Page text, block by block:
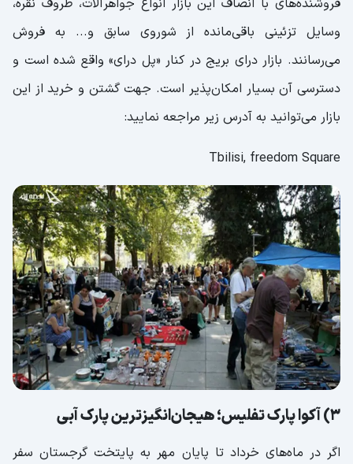
وسایل تزئینی باقی‌مانده از شوروی سابق و... به فروش
می‌رسانند. بازار درای بریج در کنار «پل درای» واقع شده است و
دسترسی آن بسیار امکان‌پذیر است. جهت گشتن و خرید از این
بازار می‌توانید به آدرس زیر مراجعه نمایید:
Tbilisi, freedom Square
3) آکوا پارک تفلیس؛ هیجان‌انگیزترین پارک آبی
اگر در ماه‌های خرداد تا پایان مهر به پایتخت گرجستان سفر